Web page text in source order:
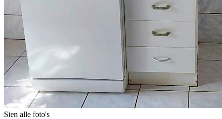
Sien alle foto's